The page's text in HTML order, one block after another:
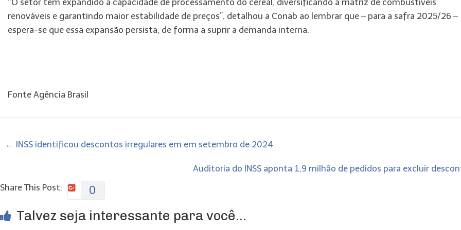
“O setor tem expandido a capacidade de processamento do cereal, diversificando a matriz de combustíveis
renováveis e garantindo maior estabilidade de preços”, detalhou a Conab ao lembrar que – para a safra 2025/26 –
espera-se que essa expansão persista, de forma a suprir a demanda interna.
Fonte Agência Brasil
← INSS identificou descontos irregulares em em setembro de 2024
Auditoria do INSS aponta 1,9 milhão de pedidos para excluir
Share This Post:
0
Talvez seja interessante para você...